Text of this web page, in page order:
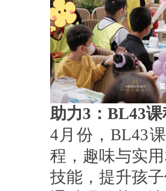
助力3：BL43
4月份，BL43
程，趣味与实
技能，提升孩